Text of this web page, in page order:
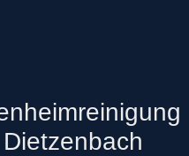
Dietzenbach